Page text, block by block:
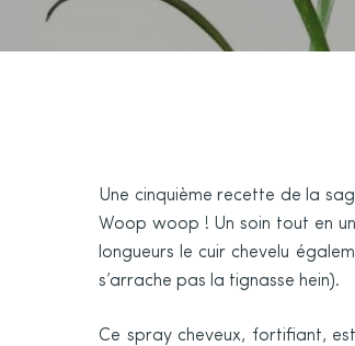
Une cinquième recette de la
Woop woop ! Un soin tout en
longueurs le cuir chevelu
s’arrache pas la tignasse hein).
Ce spray cheveux, fortifiant,